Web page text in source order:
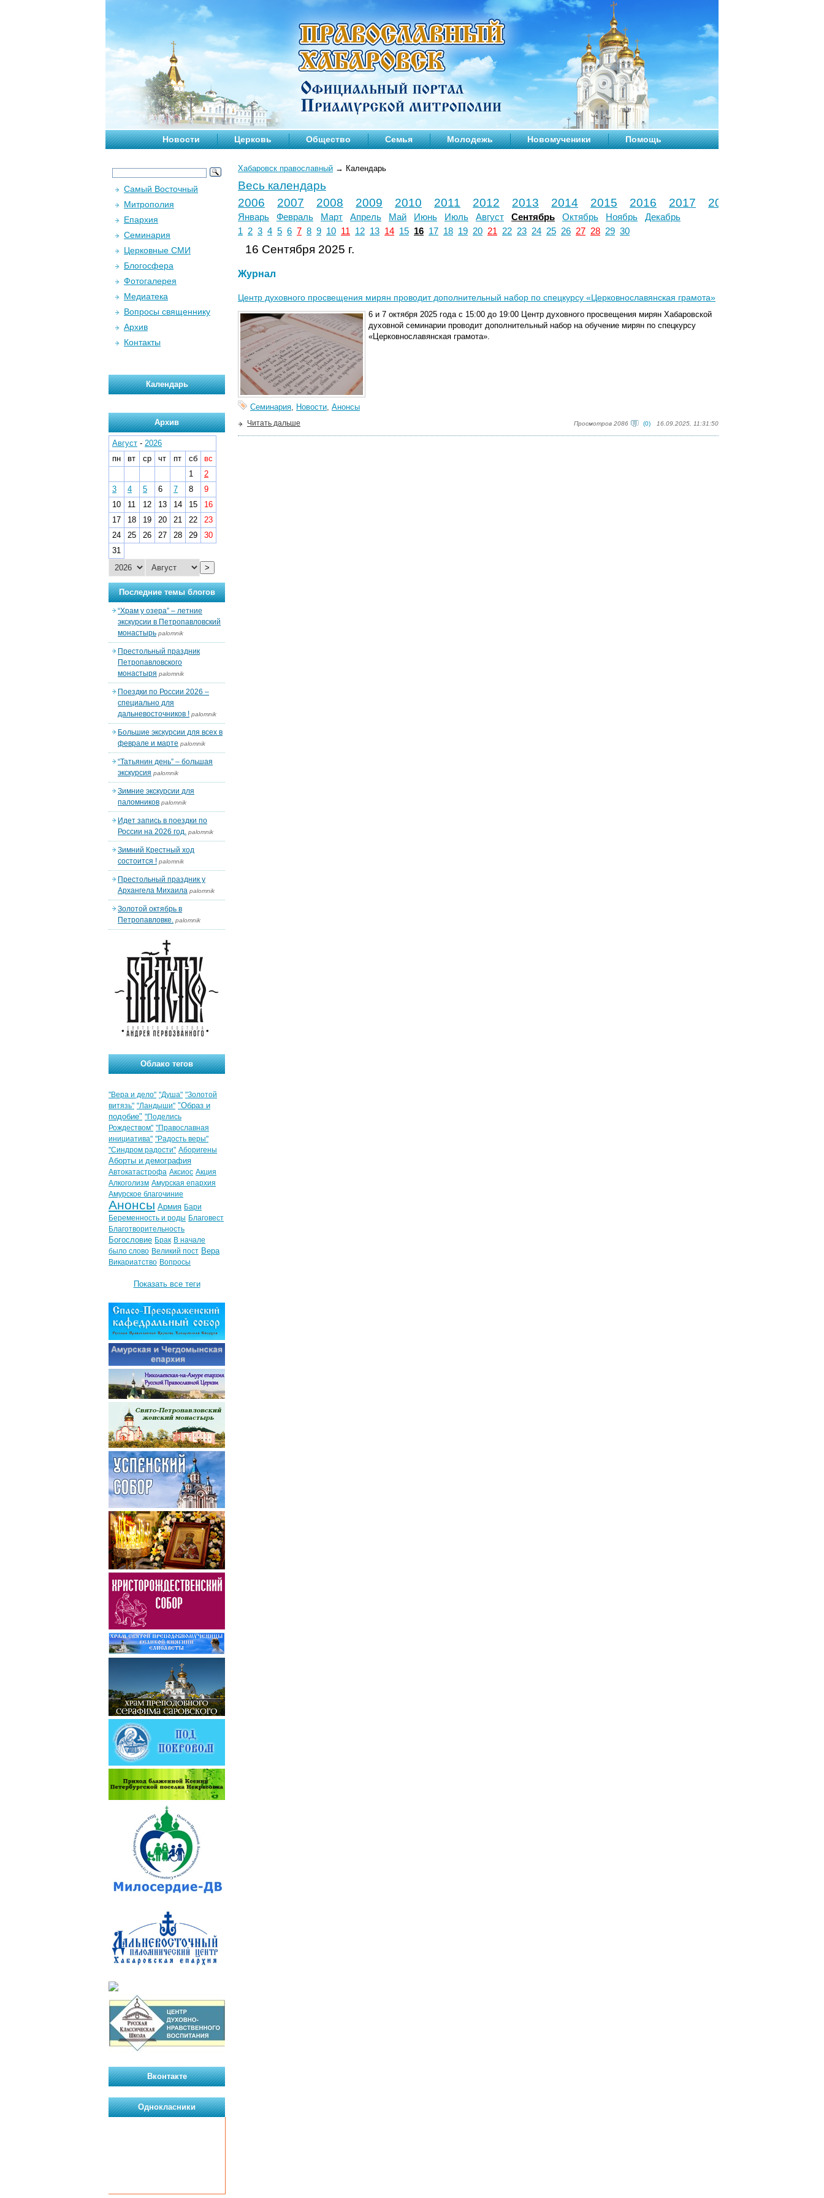
Новости Церковь Общество Семья Молодежь Новомученики Помощь
Хабаровск православный → Календарь
Весь календарь
2006
2007 2008 2009 2010 2011 2012 2013 2014 2015 2016 2017 2018
Январь Февраль Март Апрель Май Июнь Июль Август Сентябрь Октябрь Ноябрь
Декабрь
1
2 3 4 5 6 7 8 9 10 11 12 13 14 15 16 17 18 19 20 21 22 23 24 25 26 27 28 29 30
16 Сентября 2025 г.
Журнал
Центр духовного просвещения мирян проводит дополнительный набор по спецкурсу «Церковнославянская грамота»
6 и 7 октября 2025 года с 15:00 до 19:00 Центр духовного просвещения мирян Хабаровской
духовной семинарии проводит дополнительный набор на обучение мирян по спецкурсу
«Церковнославянская грамота».
Семинария, Новости, Анонсы
Просмотров 2086 (0) 16.09.2025, 11:31:50
Читать дальше
Самый Восточный
Митрополия
Епархия
Семинария
Церковные СМИ
Блогосфера
Фотогалерея
Медиатека
Вопросы священнику
Архив
Контакты
Календарь
Архив
Август - 2026
пн
вт ср чт пт сб
вс
1
2
3
4 5 6 7 8
9
10
11 12 13 14 15
16
17
18 19 20 21 22
23
24
25 26 27 28 29
30
31
>
Последние темы блогов
“Храм у озера” – летние
экскурсии в Петропавловский
монастырь palomnik
Престольный праздник
Петропавловского
монастыря palomnik
Поездки по России 2026 –
специально для
дальневосточников ! palomnik
Большие экскурсии для всех в
феврале и марте palomnik
“Татьянин день” – большая
экскурсия palomnik
Зимние экскурсии для
паломников palomnik
Идет запись в поездки по
России на 2026 год. palomnik
Зимний Крестный ход
состоится ! palomnik
Престольный праздник у
Архангела Михаила palomnik
Золотой октябрь в
Петропавловке. palomnik
Облако тегов
"Вера и дело" "Душа" "Золотой
витязь" "Ландыши" "Образ и
подобие" "Поделись
Рождеством" "Православная
инициатива" "Радость веры"
"Синдром радости" Аборигены
Аборты и демография
Автокатастрофа Аксиос Акция
Алкоголизм Амурская епархия
Амурское благочиние
Анонсы Армия Бари
Беременность и роды Благовест
Благотворительность
Богословие Брак В начале
было слово Великий пост Вера
Викариатство Вопросы
Показать все теги
Вконтакте
Однокласники